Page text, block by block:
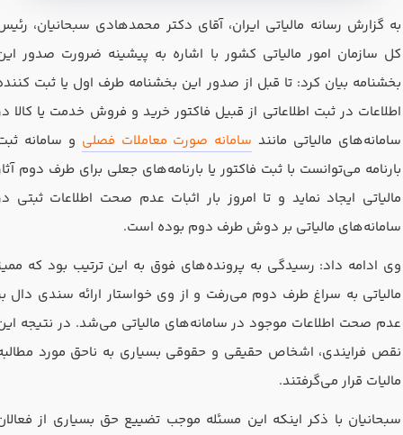
به گزارش رسانه مالیاتی ایران، آقای دکتر محمدهادی سبحانیان،
کل سازمان امور مالیاتی کشور با اشاره به پیشینه ضرورت صدور
بخشنامه بیان کرد: تا قبل از صدور این بخشنامه طرف اول یا ثبت
اطلاعات در ثبت اطلاعاتی از قبیل فاکتور خرید و فروش خدمت یا کالا
سامانه‌های مالیاتی مانند سامانه صورت معاملات فصلی و سامانه
بارنامه می‌توانست با ثبت فاکتور یا بارنامه‌های جعلی برای طرف دوم
مالیاتی ایجاد نماید و تا امروز بار اثبات عدم صحت اطلاعات ثبتی
سامانه‌های مالیاتی بر دوش طرف دوم بوده است.
وی ادامه داد: رسیدگی به پرونده‌های فوق به این ترتیب بود که
مالیاتی به سراغ طرف دوم می‌رفت و از وی خواستار ارائه سندی دال
عدم صحت اطلاعات موجود در سامانه‌های مالیاتی می‌شد. در نتیجه
نقص فرایندی، اشخاص حقیقی و حقوقی بسیاری به ناحق مورد
مالیات قرار می‌گرفتند.
سبحانیان با ذکر اینکه این مسئله موجب تضییع حق بسیاری از
استخدام و شروع کار حسابداری
هدف بلند مدت شما از آموزش چیست ؟
ثبت شرکت حسابداری
تدریس
کار آفرینی
ارتقا به حسابدار حرفه ای
درخواست تعیین سطح